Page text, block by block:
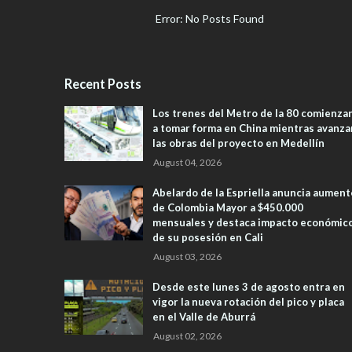
Error: No Posts Found
Recent Posts
Los trenes del Metro de la 80
a tomar forma en China mientras
las obras del proyecto en Medellín
August 04, 2026
Abelardo de la Espriella anuncia
de Colombia Mayor a $450.000
mensuales y destaca impacto
de su posesión en Cali
August 03, 2026
Desde este lunes 3 de agosto entra en
vigor la nueva rotación del pico y placa
en el Valle de Aburrá
August 02, 2026